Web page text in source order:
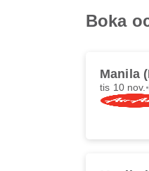
Boka
Manila
tis 10 nov.